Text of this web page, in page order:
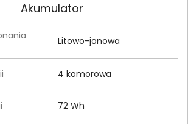
Akumulator
Litowo-jonowa
4 komorowa
72 Wh